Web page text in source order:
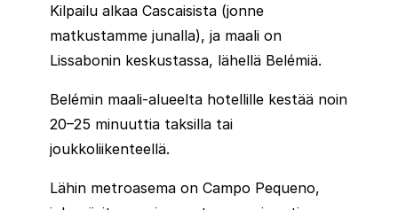
Kilpailu alkaa Cascaisista (jonne
matkustamme junalla), ja maali on
Lissabonin keskustassa, lähellä Belémiä.
Belémin maali-alueelta hotellille kestää noin
20–25 minuuttia taksilla tai
joukkoliikenteellä.
Lähin metroasema on Campo Pequeno,